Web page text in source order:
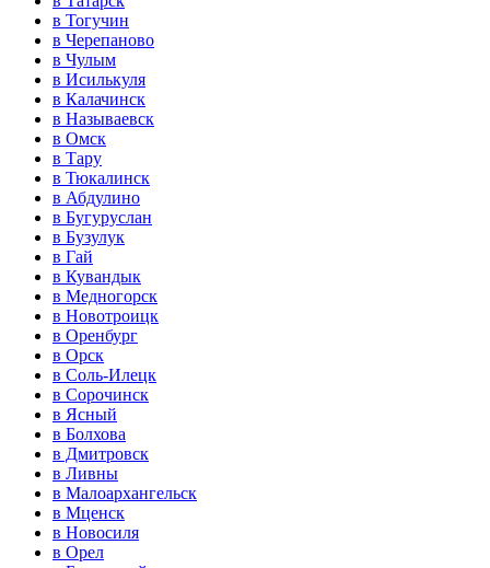
в Тогучин
в Черепаново
в Чулым
в Исилькуля
в Калачинск
в Называевск
в Омск
в Тару
в Тюкалинск
в Абдулино
в Бугуруслан
в Бузулук
в Гай
в Кувандык
в Медногорск
в Новотроицк
в Оренбург
в Орск
в Соль-Илецк
в Сорочинск
в Ясный
в Болхова
в Дмитровск
в Ливны
в Малоархангельск
в Мценск
в Новосиля
в Орел